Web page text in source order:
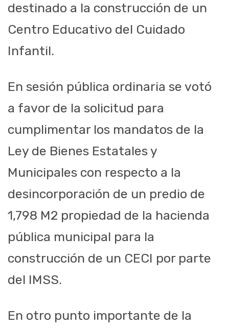
destinado a la construcción de un
Centro Educativo del Cuidado
Infantil.
En sesión pública ordinaria se votó
a favor de la solicitud para
cumplimentar los mandatos de la
Ley de Bienes Estatales y
Municipales con respecto a la
desincorporación de un predio de
1,798 M2 propiedad de la hacienda
pública municipal para la
construcción de un CECI por parte
del IMSS.
En otro punto importante de la